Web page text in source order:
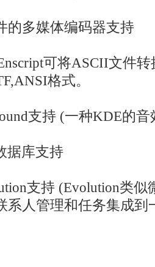
的多媒体编码器支持
可将ASCII文件转
格式。
支持 (一种KDE的
据库支持
支持 (Evolution类似
系人管理和任务集成到